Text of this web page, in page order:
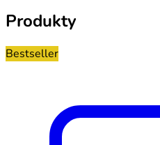
Produkty
Bestseller